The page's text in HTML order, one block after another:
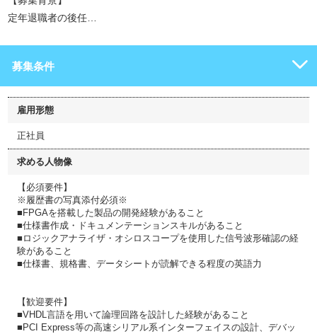
定年退職者の後任…
募集条件
雇用形態
正社員
求める人物像
【必須要件】
※履歴書の写真添付必須※
■FPGAを搭載した製品の開発経験があること
■仕様書作成・ドキュメンテーションスキルがあること
■ロジックアナライザ・オシロスコープを使用した信号波形確認の経
験があること
■仕様書、規格書、データシートが読解できる程度の英語力
【歓迎要件】
■VHDL言語を用いて論理回路を設計した経験があること
■PCI Express等の高速シリアル系インターフェイスの設計、デバッ